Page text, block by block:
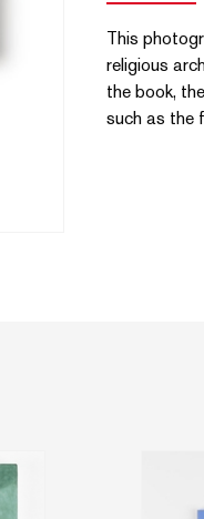
This
religious
the book,
such as the